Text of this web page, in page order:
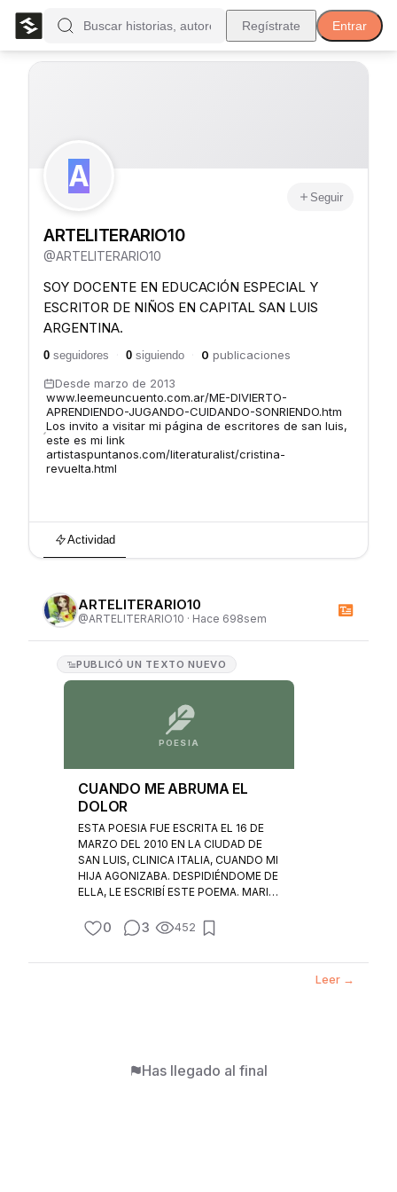
Regístrate Entrar
A
Seguir
ARTELITERARIO10
@ARTELITERARIO10
SOY DOCENTE EN EDUCACIÓN ESPECIAL Y
ESCRITOR DE NIÑOS EN CAPITAL SAN LUIS
ARGENTINA.
0 seguidores 0 siguiendo 0 publicaciones
Desde marzo de 2013
www.leemeuncuento.com.ar/ME-DIVIERTO-
APRENDIENDO-JUGANDO-CUIDANDO-SONRIENDO.htm
Los invito a visitar mi página de escritores de san luis,
este es mi link
artistaspuntanos.com/literaturalist/cristina-
revuelta.html
Actividad
ARTELITERARIO10
@ARTELITERARIO10 · Hace 698sem
PUBLICÓUN TEXTO NUEVO
POESIA
CUANDO ME ABRUMA EL
DOLOR
ESTA POESIA FUE ESCRITA EL 16 DE
MARZO DEL 2010 EN LA CIUDAD DE
SAN LUIS, CLINICA ITALIA, CUANDO MI
HIJA AGONIZABA. DESPIDIÉNDOME DE
ELLA, LE ESCRIBÍ ESTE POEMA. MARIA
UNA PATOLOGIA TERMINAL.
0 3 452
Leer →
Has llegado al final